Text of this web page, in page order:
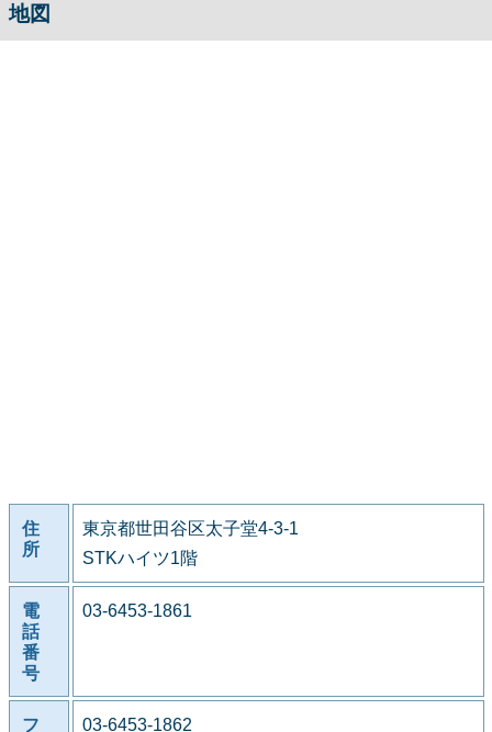
地図
住
所
東京都世田谷区太子堂4-3-1
STKハイツ1階
電
話
番
号
03-6453-1861
フ 03-6453-1862